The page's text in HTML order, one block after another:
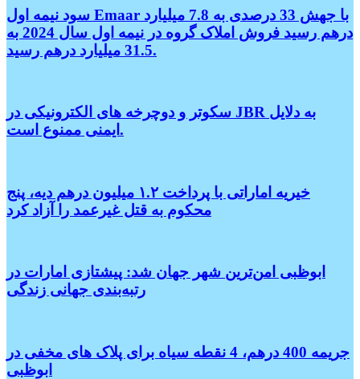
سود نیمه اول Emaar با جهش 33 درصدی به 7.8 میلیارد
درهم رسید فروش املاک گروه در نیمه اول سال 2024 به
31.5 میلیارد درهم رسید.
سکوتر و دوچرخه های الکترونیکی در JBR به دلایل
ایمنی ممنوع است.
خیریه اماراتی با پرداخت ۱.۲ میلیون درهم دیه، پنج
محکوم به قتل غیرعمد را آزاد کرد
ابوظبی امن‌ترین شهر جهان شد: پیشتازی امارات در
رتبه‌بندی جهانی زندگی
جریمه 400 درهم، 4 نقطه سیاه برای پلاک های مخفی در
ابوظبی